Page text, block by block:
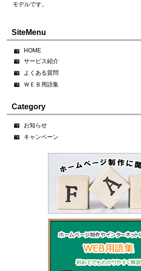
モデルです。
SiteMenu
HOME
サービス紹介
よくある質問
ＷＥＢ用語集
Category
お知らせ
キャンペーン